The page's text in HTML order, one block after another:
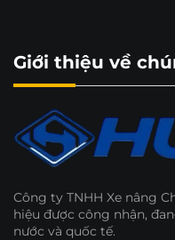
Giới thiệu về
Công ty TNHH Xe nâng
hiệu được công nhận,
nước và quốc tế.